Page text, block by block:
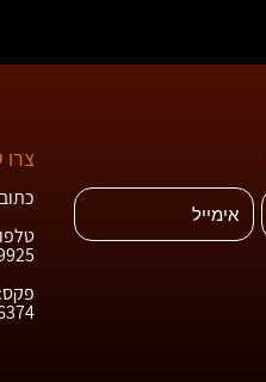
כתובת:
פקס: